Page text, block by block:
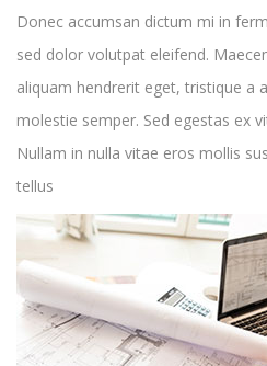
Donec accumsan dictum mi in
sed dolor volutpat eleifend.
aliquam hendrerit eget, tristique a
molestie semper. Sed egestas ex
Nullam in nulla vitae eros mollis
tellus